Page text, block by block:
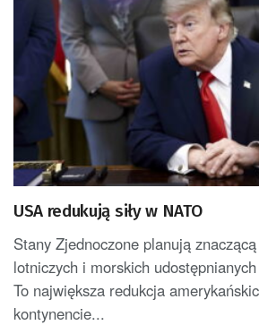
USA redukują siły w NATO
Stany Zjednoczone planują
lotniczych i morskich
To największa redukcja
kontynencie...